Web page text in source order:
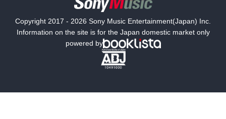
海外小説
ミステリー SF
文学
Copyright 2017 - 2026 Sony Music Entertainment(Japan) Inc.
Information on the site is for the Japan domestic market only
powered by